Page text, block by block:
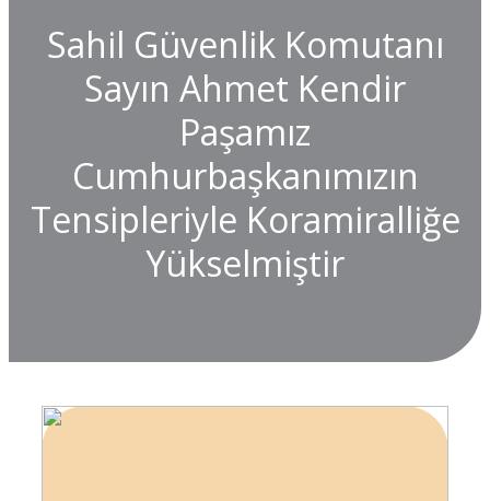
Sahil Güvenlik Komutanı
Sayın Ahmet Kendir
Paşamız
Cumhurbaşkanımızın
Tensipleriyle Koramiralliğe
Yükselmiştir